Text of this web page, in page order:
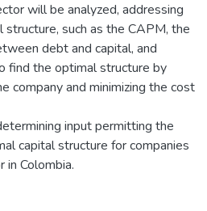
will be analyzed, addressing
such as the CAPM, the
debt and capital, and
find the optimal structure by
company and minimizing the cost
input permitting the
capital structure for companies
in Colombia.